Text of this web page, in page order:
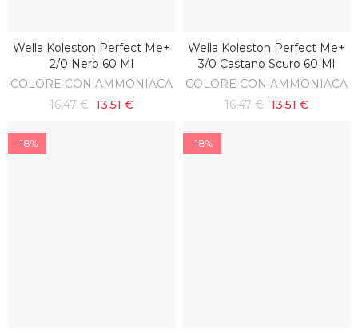
AGGIUNGI AL CARRELLO
Wella Koleston Perfect Me+
2/0 Nero 60 Ml
COLORE CON AMMONIACA
16,47 € 13,51 €
AGGIUNGI AL CARRELLO
Wella Koleston Perfect Me+
3/0 Castano Scuro 60 Ml
COLORE CON AMMONIACA
16,47 € 13,51 €
-18% -18%